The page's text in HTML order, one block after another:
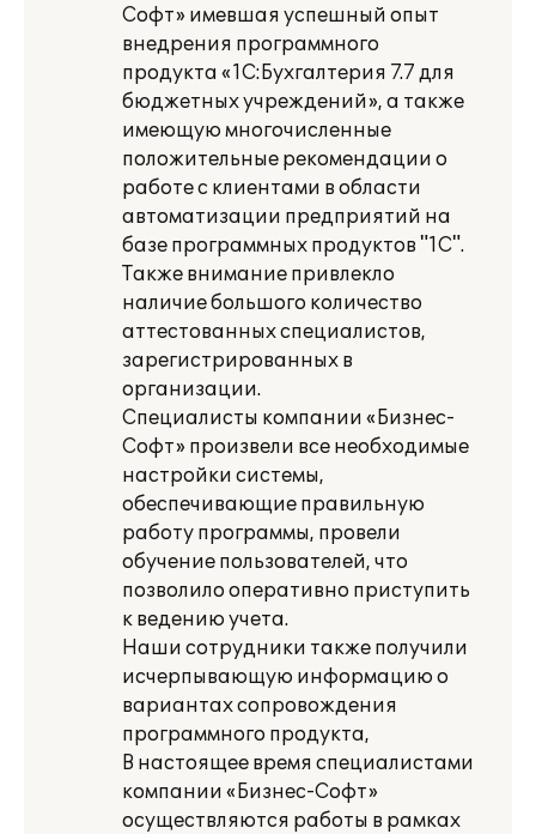
Софт» имевшая успешный опыт
внедрения программного
продукта «1С:Бухгалтерия 7.7 для
бюджетных учреждений», а также
имеющую многочисленные
положительные рекомендации о
работе с клиентами в области
автоматизации предприятий на
базе программных продуктов "1С".
Также внимание привлекло
наличие большого количество
аттестованных специалистов,
зарегистрированных в
организации.
Специалисты компании «Бизнес-
Софт» произвели все необходимые
настройки системы,
обеспечивающие правильную
работу программы, провели
обучение пользователей, что
позволило оперативно приступить
к ведению учета.
Наши сотрудники также получили
исчерпывающую информацию о
вариантах сопровождения
программного продукта,
В настоящее время специалистами
компании «Бизнес-Софт»
осуществляются работы в рамках